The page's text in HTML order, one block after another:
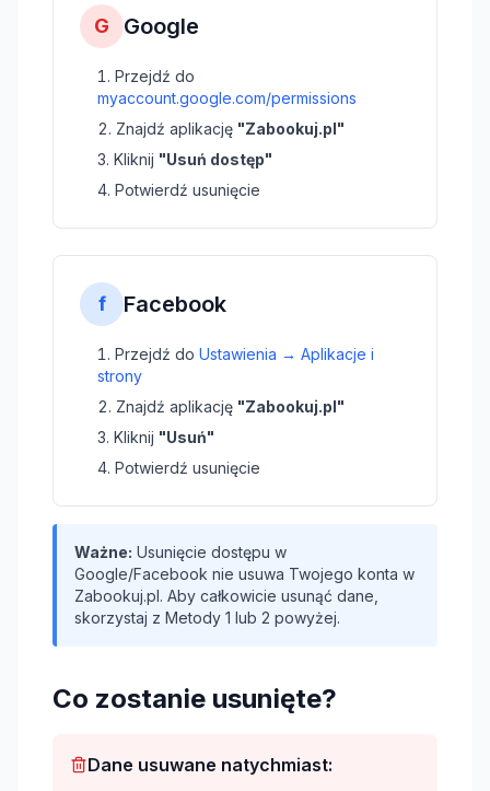
G Google
Przejdź do
myaccount.google.com/permissions
Znajdź aplikację "Zabookuj.pl"
Kliknij "Usuń dostęp"
Potwierdź usunięcie
f Facebook
Przejdź do Ustawienia → Aplikacje i
strony
Znajdź aplikację "Zabookuj.pl"
Kliknij "Usuń"
Potwierdź usunięcie
Ważne: Usunięcie dostępu w
Google/Facebook nie usuwa Twojego konta w
Zabookuj.pl. Aby całkowicie usunąć dane,
skorzystaj z Metody 1 lub 2 powyżej.
Co zostanie usunięte?
Dane usuwane natychmiast: